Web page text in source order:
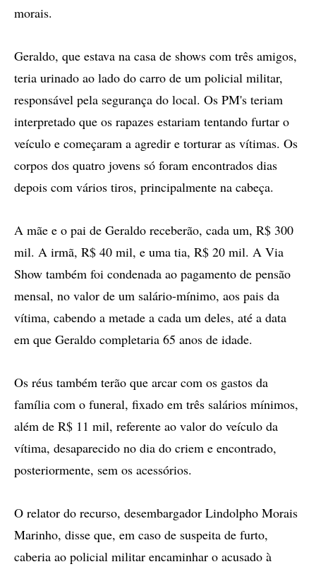
morais.
Geraldo, que estava na casa de shows com três amigos,
teria urinado ao lado do carro de um policial militar,
responsável pela segurança do local. Os PM's teriam
interpretado que os rapazes estariam tentando furtar o
veículo e começaram a agredir e torturar as vítimas. Os
corpos dos quatro jovens só foram encontrados dias
depois com vários tiros, principalmente na cabeça.
A mãe e o pai de Geraldo receberão, cada um, R$ 300
mil. A irmã, R$ 40 mil, e uma tia, R$ 20 mil. A Via
Show também foi condenada ao pagamento de pensão
mensal, no valor de um salário-mínimo, aos pais da
vítima, cabendo a metade a cada um deles, até a data
em que Geraldo completaria 65 anos de idade.
Os réus também terão que arcar com os gastos da
família com o funeral, fixado em três salários mínimos,
além de R$ 11 mil, referente ao valor do veículo da
vítima, desaparecido no dia do criem e encontrado,
posteriormente, sem os acessórios.
O relator do recurso, desembargador Lindolpho Morais
Marinho, disse que, em caso de suspeita de furto,
caberia ao policial militar encaminhar o acusado à